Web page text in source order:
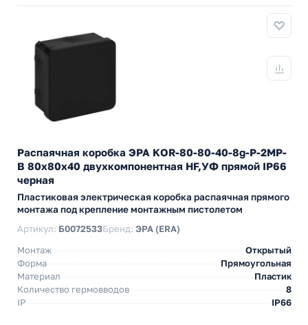
Распаячная коробка ЭРА KOR-80-80-40-8g-P-2MP-
B 80х80х40 двухкомпонентная HF,УФ прямой IP66
черная
Пластиковая электрическая коробка распаячная прямого
монтажа под крепление монтажным пистолетом
Артикул: Б0072533Бренд: ЭРА (ERA)
Монтаж
Открытый
Форма
Прямоугольная
Материал
Пластик
Количество гермовводов
8
IP
IP66